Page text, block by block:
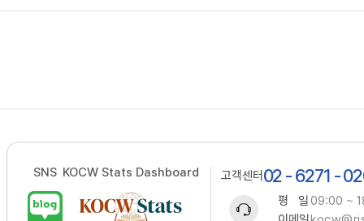
SNS KOCW Stats Dashboard 고객센터 02 - 6271 -
평 일09:00 ~